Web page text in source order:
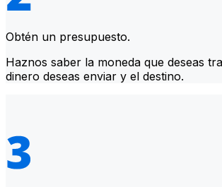
Obtén un presupuesto.
Haznos saber la moneda que deseas
dinero deseas enviar y el destino.